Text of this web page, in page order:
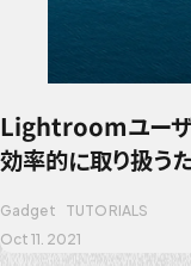
Lightroomユーザ
効率的に取り扱う
Gadget
TUTORIALS
Oct 11. 2021